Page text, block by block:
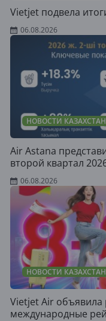
Vietjet подвела
06.08.2026
НОВОСТИ
Air Astana
второй квартал
06.08.2026
НОВОСТИ
Vietjet Air объявила
международные